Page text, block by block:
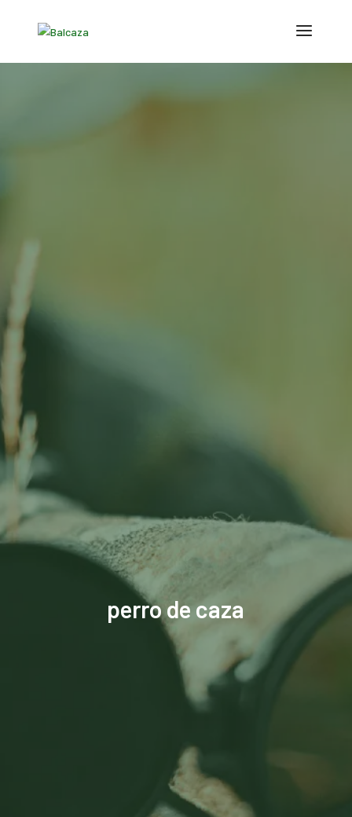
perro de caza